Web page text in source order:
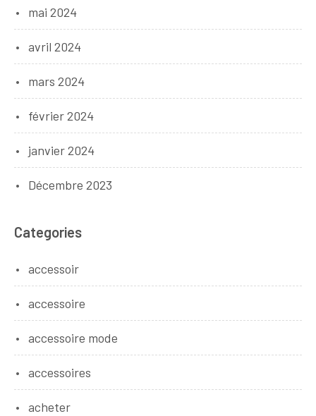
mai 2024
avril 2024
mars 2024
février 2024
janvier 2024
Décembre 2023
Categories
accessoir
accessoire
accessoire mode
accessoires
acheter